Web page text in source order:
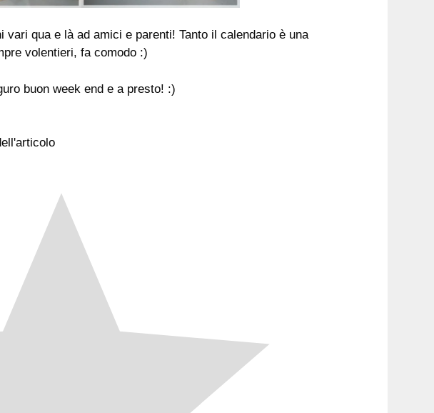
qua e là ad amici e parenti! Tanto il calendario è una
volentieri, fa comodo :)
buon week end e a presto! :)